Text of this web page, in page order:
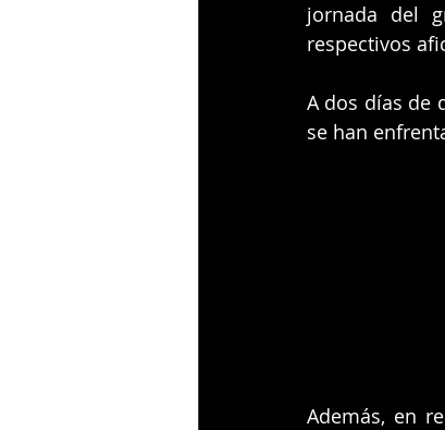
jornada del
respectivos
A dos días de
se han
Además, en